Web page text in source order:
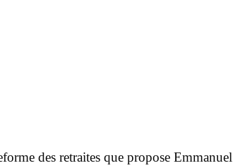
des retraites que propose